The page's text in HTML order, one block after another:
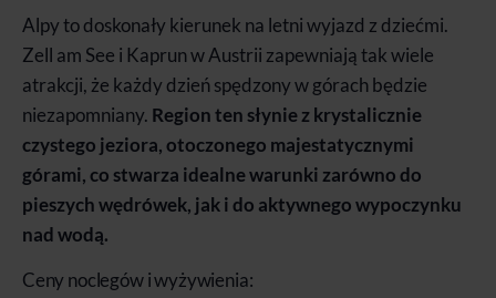
Alpy to doskonały kierunek na letni wyjazd z dziećmi.
Zell am See i Kaprun w Austrii zapewniają tak wiele
atrakcji, że każdy dzień spędzony w górach będzie
niezapomniany. Region ten słynie z krystalicznie
czystego jeziora, otoczonego majestatycznymi
górami, co stwarza idealne warunki zarówno do
pieszych wędrówek, jak i do aktywnego wypoczynku
nad wodą.
Ceny noclegów i wyżywienia: